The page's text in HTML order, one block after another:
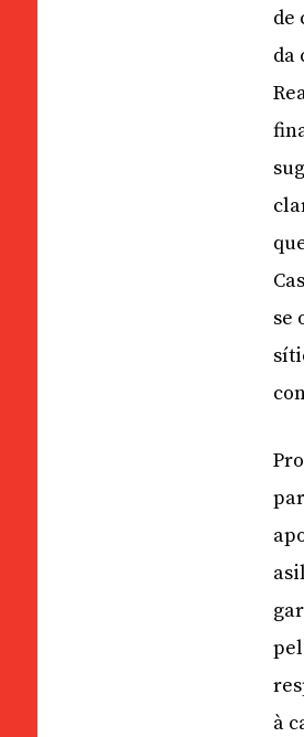
de
da
se
à